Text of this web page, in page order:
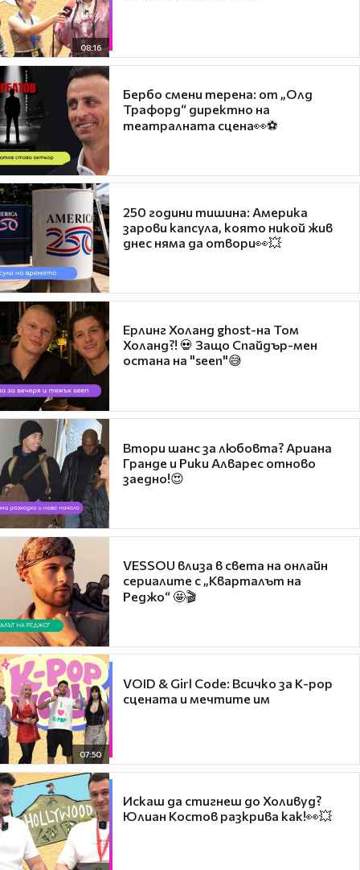
08:16
Бербо смени терена: от „Олд
Трафорд“ директно на
театралната сцена👀⚽
250 години тишина: Америка
зарови капсула, която никой жив
днес няма да отвори👀💥
Ерлинг Холанд ghost-на Том
Холанд?! 💀 Защо Спайдър-мен
остана на "seen"😅
Втори шанс за любовта? Ариана
Гранде и Рики Алварес отново
заедно!😍
VESSOU влиза в света на онлайн
сериалите с „Кварталът на
Реджо“ 🤩🎬
07:50
VOID & Girl Code: Всичко за K-pop
сцената и мечтите им
Искаш да стигнеш до Холивуд?
Юлиан Костов разкрива как!👀💥